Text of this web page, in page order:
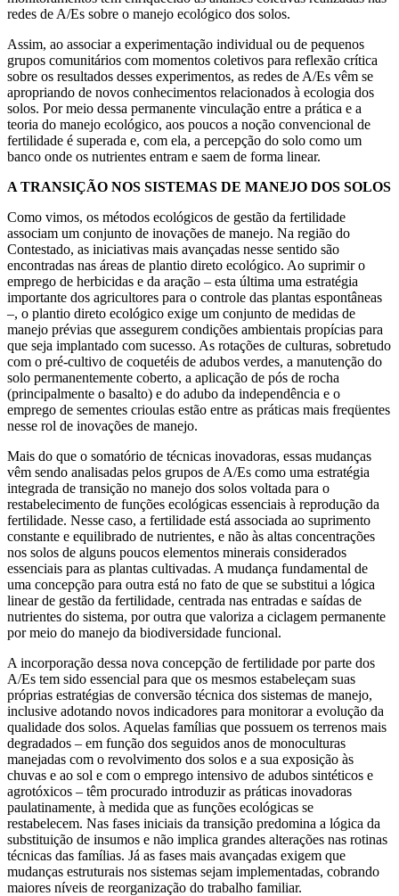
redes de A/Es sobre o manejo ecológico dos solos.
Assim, ao associar a experimentação individual ou de pequenos
grupos comunitários com momentos coletivos para reflexão crítica
sobre os resultados desses experimentos, as redes de A/Es vêm se
apropriando de novos conhecimentos relacionados à ecologia dos
solos. Por meio dessa permanente vinculação entre a prática e a
teoria do manejo ecológico, aos poucos a noção convencional de
fertilidade é superada e, com ela, a percepção do solo como um
banco onde os nutrientes entram e saem de forma linear.
A TRANSIÇÃO NOS SISTEMAS DE MANEJO DOS SOLOS
Como vimos, os métodos ecológicos de gestão da fertilidade
associam um conjunto de inovações de manejo. Na região do
Contestado, as iniciativas mais avançadas nesse sentido são
encontradas nas áreas de plantio direto ecológico. Ao suprimir o
emprego de herbicidas e da aração – esta última uma estratégia
importante dos agricultores para o controle das plantas espontâneas
–, o plantio direto ecológico exige um conjunto de medidas de
manejo prévias que assegurem condições ambientais propícias para
que seja implantado com sucesso. As rotações de culturas, sobretudo
com o pré-cultivo de coquetéis de adubos verdes, a manutenção do
solo permanentemente coberto, a aplicação de pós de rocha
(principalmente o basalto) e do adubo da independência e o
emprego de sementes crioulas estão entre as práticas mais freqüentes
nesse rol de inovações de manejo.
Mais do que o somatório de técnicas inovadoras, essas mudanças
vêm sendo analisadas pelos grupos de A/Es como uma estratégia
integrada de transição no manejo dos solos voltada para o
restabelecimento de funções ecológicas essenciais à reprodução da
fertilidade. Nesse caso, a fertilidade está associada ao suprimento
constante e equilibrado de nutrientes, e não às altas concentrações
nos solos de alguns poucos elementos minerais considerados
essenciais para as plantas cultivadas. A mudança fundamental de
uma concepção para outra está no fato de que se substitui a lógica
linear de gestão da fertilidade, centrada nas entradas e saídas de
nutrientes do sistema, por outra que valoriza a ciclagem permanente
por meio do manejo da biodiversidade funcional.
A incorporação dessa nova concepção de fertilidade por parte dos
A/Es tem sido essencial para que os mesmos estabeleçam suas
próprias estratégias de conversão técnica dos sistemas de manejo,
inclusive adotando novos indicadores para monitorar a evolução da
qualidade dos solos. Aquelas famílias que possuem os terrenos mais
degradados – em função dos seguidos anos de monoculturas
manejadas com o revolvimento dos solos e a sua exposição às
chuvas e ao sol e com o emprego intensivo de adubos sintéticos e
agrotóxicos – têm procurado introduzir as práticas inovadoras
paulatinamente, à medida que as funções ecológicas se
restabelecem. Nas fases iniciais da transição predomina a lógica da
substituição de insumos e não implica grandes alterações nas rotinas
técnicas das famílias. Já as fases mais avançadas exigem que
mudanças estruturais nos sistemas sejam implementadas, cobrando
maiores níveis de reorganização do trabalho familiar.